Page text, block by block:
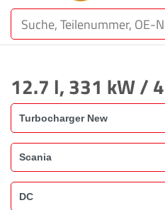
12.7 l, 331 kW /